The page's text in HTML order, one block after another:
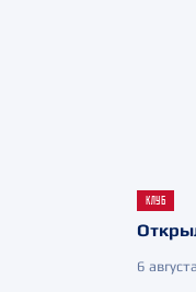
КЛУБ
6